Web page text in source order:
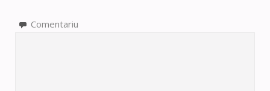
Comentariu